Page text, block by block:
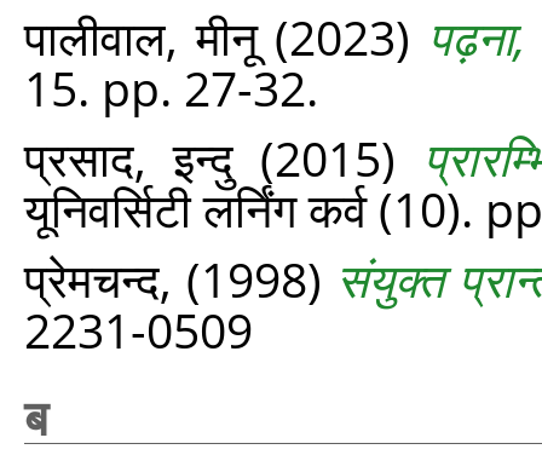
पालीवाल, मीनू(2023)
15. pp. 27-32.
प्रसाद, इन्दु (2015)
यूनिवर्सिटी लर्निंग कर्व (10).
प्रेमचन्द, (1998) संयुक्त
2231-0509
ब